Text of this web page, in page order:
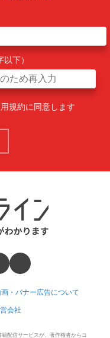
下）
規約に同意します
・バナー広告について
会社
配信サービスが、著作権者からコ